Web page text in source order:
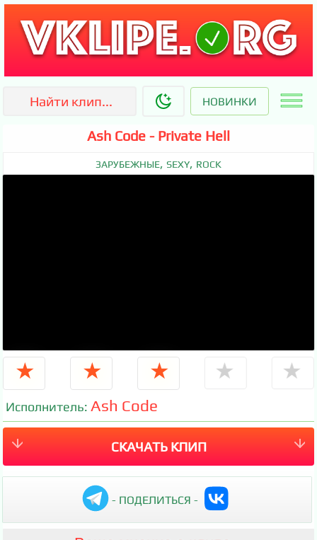
НОВИНКИ
Ash Code - Private Hell
ЗАРУБЕЖНЫЕ, SEXY, ROCK
★ ★ ★ ★ ★
Исполнитель:Ash Code
СКАЧАТЬ КЛИП
- ПОДЕЛИТЬСЯ -